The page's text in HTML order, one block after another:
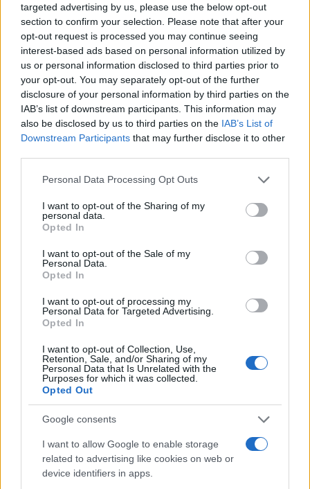
targeted advertising by us, please use the below opt-out
section to confirm your selection. Please note that after your
opt-out request is processed you may continue seeing
interest-based ads based on personal information utilized by
us or personal information disclosed to third parties prior to
your opt-out. You may separately opt-out of the further
disclosure of your personal information by third parties on the
IAB’s list of downstream participants. This information may
also be disclosed by us to third parties on the IAB’s List of
Downstream Participants that may further disclose it to other
Please note that this website/app uses one or more Google
not limited to your visit or usage behaviour. You may click to
grant or deny consent to Google and its third-party tags to
use your data for below specified purposes in below Google
consent section.
Personal Data Processing Opt Outs
I want to opt-out of the Sharing of my
personal data.
Opted In
I want to opt-out of the Sale of my
Personal Data.
Opted In
I want to opt-out of processing my
Personal Data for Targeted Advertising.
Opted In
I want to opt-out of Collection, Use,
Retention, Sale, and/or Sharing of my
Personal Data that Is Unrelated with the
Purposes for which it was collected.
Opted Out
Google consents
I want to allow Google to enable storage
related to advertising like cookies on web or
device identifiers in apps.
Ήττα με 2-0 στο «Βελοντρόμ», με τον Ντούσαν
Μπάγεβιτς στον πάγκο και τον Στέλιο Μανωλά να
πετυχαίνει αυτογκόλ. Η ελληνική ομάδα είχε χάσει
με το ίδιο σκορ από την Παρί Σεν Ζερμέν στο
Κύπελλο UEFA (2007), όταν οι Παριζιάνοι ήταν μία
τελείως… διαφορετική ομάδα συγκριτικά με ό,τι
παράλληλα είχε φύγει με «λευκή» ισοπαλία από την
έδρα της το 1997 για το Κύπελλο Κυπελλούχων.